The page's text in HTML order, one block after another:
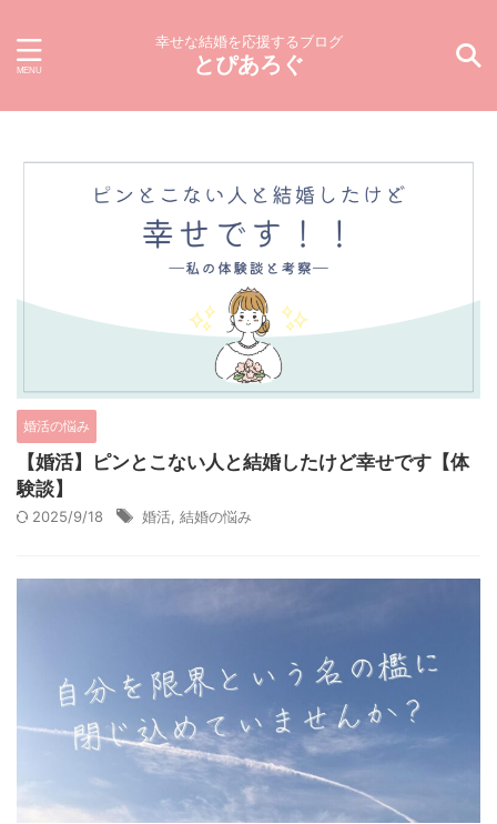
幸せな結婚を応援するブログ
とぴあろぐ
婚活の悩み
【婚活】ピンとこない人と結婚したけど幸せです【体
験談】
2025/9/18 婚活, 結婚の悩み